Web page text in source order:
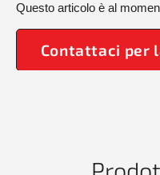
Questo articolo è al
Contattaci per